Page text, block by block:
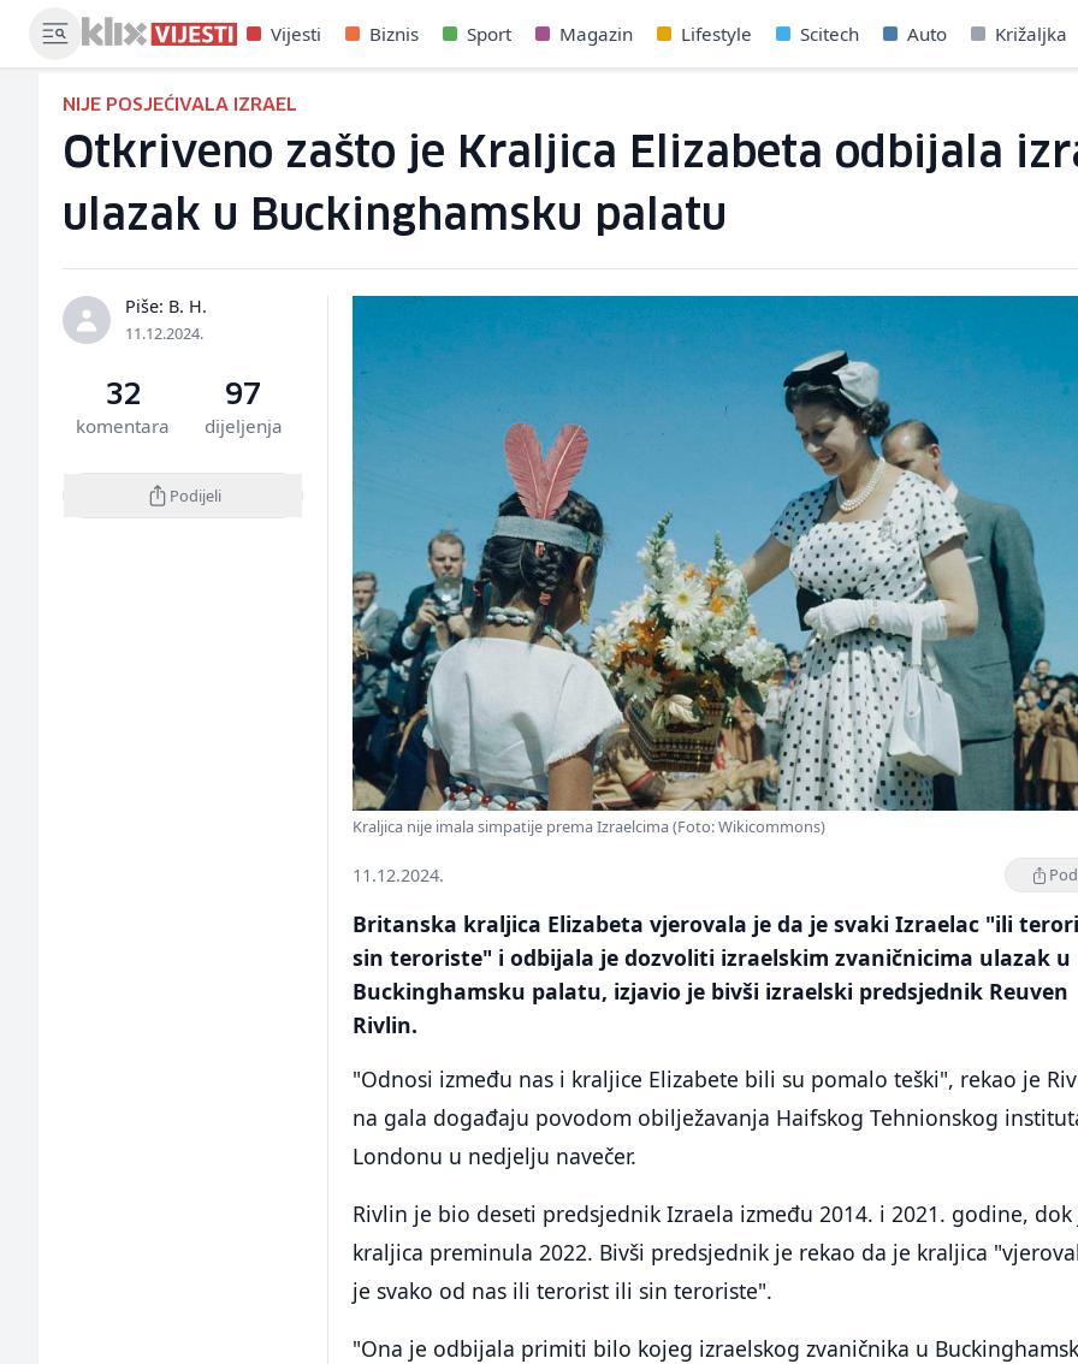
Vijesti Biznis Sport Magazin Lifestyle Scitech Auto Križaljka
NIJE POSJEĆIVALA IZRAEL
Otkriveno zašto je Kraljica Elizabeta odbijala
ulazak u Buckinghamsku palatu
Piše: B. H.
11.12.2024.
32
komentara
97
dijeljenja
Podijeli
Kraljica nije imala simpatije prema Izraelcima (Foto: Wikicommons)
11.12.2024.
Britanska kraljica Elizabeta vjerovala je da je svaki Izraelac "ili
sin teroriste" i odbijala je dozvoliti izraelskim zvaničnicima ulazak u
Buckinghamsku palatu, izjavio je bivši izraelski predsjednik Reuven
Rivlin.
"Odnosi između nas i kraljice Elizabete bili su pomalo teški", rekao je
na gala događaju povodom obilježavanja Haifskog Tehnionskog
Londonu u nedjelju navečer.
Rivlin je bio deseti predsjednik Izraela između 2014. i 2021. godine, dok
kraljica preminula 2022. Bivši predsjednik je rekao da je kraljica
je svako od nas ili terorist ili sin teroriste".
"Ona je odbijala primiti bilo kojeg izraelskog zvaničnika u